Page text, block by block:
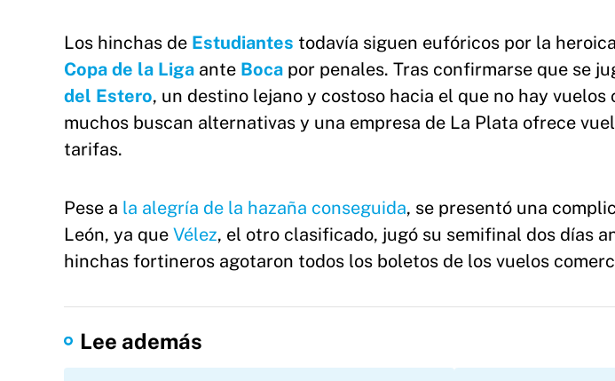
Los hinchas de Estudiantes todavía siguen eufóricos por la
Copa de la Liga ante Boca por penales. Tras confirmarse que se
del Estero, un destino lejano y costoso hacia el que no hay
muchos buscan alternativas y una empresa de La Plata ofrece
tarifas.
Pese a la alegría de la hazaña conseguida, se presentó una
León, ya que Vélez, el otro clasificado, jugó su semifinal dos días
hinchas fortineros agotaron todos los boletos de los vuelos
Lee además